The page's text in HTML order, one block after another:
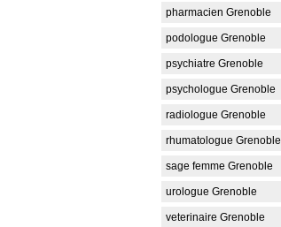
pharmacien Grenoble
podologue Grenoble
psychiatre Grenoble
psychologue Grenoble
radiologue Grenoble
rhumatologue Grenoble
sage femme Grenoble
urologue Grenoble
veterinaire Grenoble